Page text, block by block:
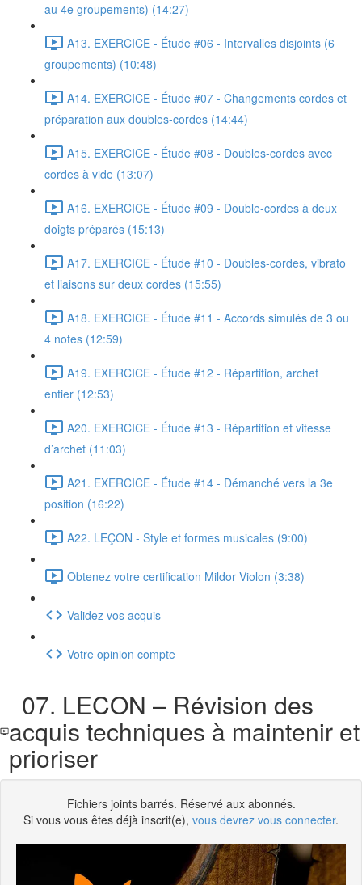
au 4e groupements) (14:27)
A13. EXERCICE - Étude #06 - Intervalles disjoints (6
groupements) (10:48)
A14. EXERCICE - Étude #07 - Changements cordes et
préparation aux doubles-cordes (14:44)
A15. EXERCICE - Étude #08 - Doubles-cordes avec
cordes à vide (13:07)
A16. EXERCICE - Étude #09 - Double-cordes à deux
doigts préparés (15:13)
A17. EXERCICE - Étude #10 - Doubles-cordes, vibrato
et liaisons sur deux cordes (15:55)
A18. EXERCICE - Étude #11 - Accords simulés de 3 ou
4 notes (12:59)
A19. EXERCICE - Étude #12 - Répartition, archet
entier (12:53)
A20. EXERCICE - Étude #13 - Répartition et vitesse
d’archet (11:03)
A21. EXERCICE - Étude #14 - Démanché vers la 3e
position (16:22)
A22. LEÇON - Style et formes musicales (9:00)
Obtenez votre certification Mildor Violon (3:38)
Validez vos acquis
Votre opinion compte
07. LECON – Révision des
acquis techniques à maintenir et
prioriser
Fichiers joints barrés. Réservé aux abonnés.
Si vous vous êtes déjà inscrit(e), vous devrez vous connecter.